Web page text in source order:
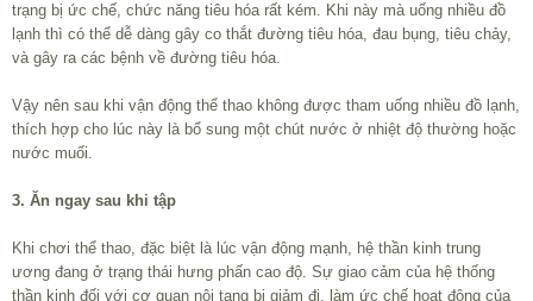
trạng bị ức chế, chức năng tiêu hóa rất kém. Khi này mà uống nhiều đồ
lạnh thì có thể dễ dàng gây co thắt đường tiêu hóa, đau bụng, tiêu chảy,
và gây ra các bệnh về đường tiêu hóa.
Vậy nên sau khi vận động thể thao không được tham uống nhiều đồ lạnh,
thích hợp cho lúc này là bổ sung một chút nước ở nhiệt độ thường hoặc
nước muối.
3. Ăn ngay sau khi tập
Khi chơi thể thao, đặc biệt là lúc vận động mạnh, hệ thần kinh trung
ương đang ở trạng thái hưng phấn cao độ. Sự giao cảm của hệ thống
thần kinh đối với cơ quan nội tạng bị giảm đi, làm ức chế hoạt động của